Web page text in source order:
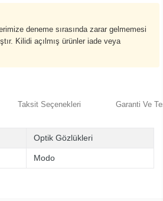
deneme sırasında zarar gelmemesi
Kilidi açılmış ürünler iade veya
Taksit Seçenekleri Garanti Ve
Optik Gözlükleri
Modo